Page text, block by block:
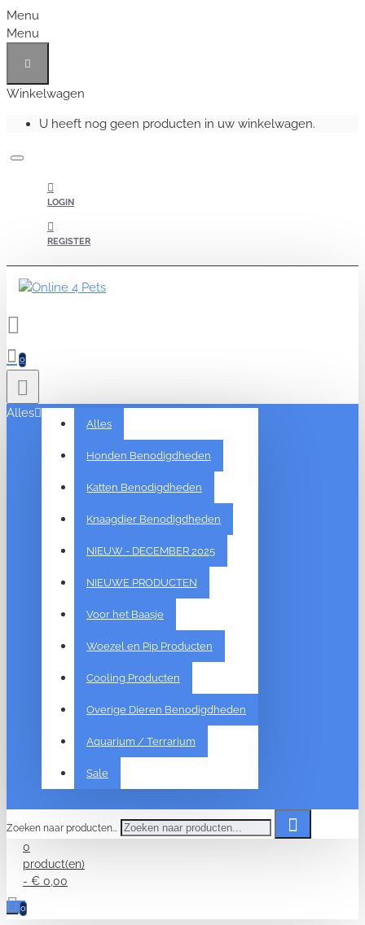
Menu
Menu
Winkelwagen
U heeft nog geen producten in uw winkelwagen.
LOGIN
REGISTER
0
Alles
Alles
Honden Benodigdheden
Katten Benodigdheden
Knaagdier Benodigdheden
NIEUW - DECEMBER 2025
NIEUWE PRODUCTEN
Voor het Baasje
Woezel en Pip Producten
Cooling Producten
Overige Dieren Benodigdheden
Aquarium / Terrarium
Sale
Zoeken naar producten...
0
product(en)
- € 0,00
0